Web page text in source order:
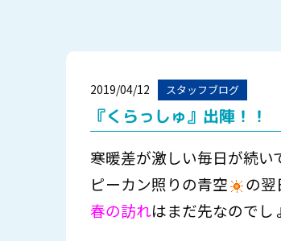
2019/04/12 スタッフブログ
『くらっしゅ』出陣！！
寒暖差が激しい毎日が続
ピーカン照りの青空
の翌
春の訪れはまだ先なのでし